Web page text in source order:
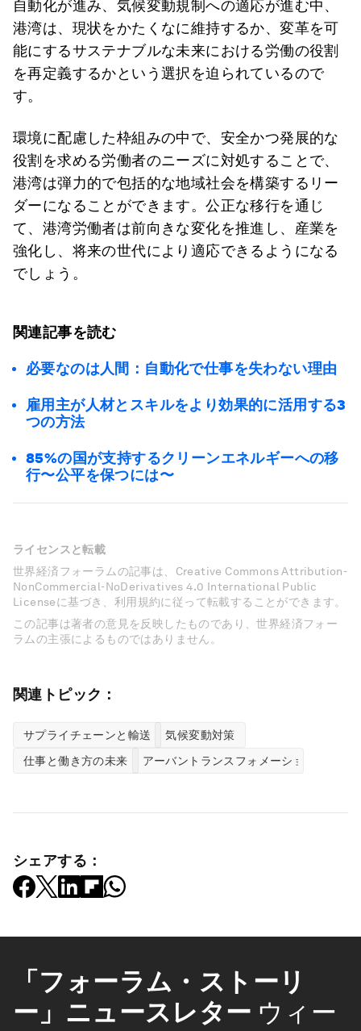
自動化が進み、気候変動規制への適応が進む中、
港湾は、現状をかたくなに維持するか、変革を可
能にするサステナブルな未来における労働の役割
を再定義するかという選択を迫られているので
す。
環境に配慮した枠組みの中で、安全かつ発展的な
役割を求める労働者のニーズに対処することで、
港湾は弾力的で包括的な地域社会を構築するリー
ダーになることができます。公正な移行を通じ
て、港湾労働者は前向きな変化を推進し、産業を
強化し、将来の世代により適応できるようになる
でしょう。
関連記事を読む
必要なのは人間：自動化で仕事を失わない理由
雇用主が人材とスキルをより効果的に活用する3
つの方法
85%の国が支持するクリーンエネルギーへの移
行〜公平を保つには〜
ライセンスと転載
世界経済フォーラムの記事は、Creative Commons Attribution-
NonCommercial-NoDerivatives 4.0 International Public
Licenseに基づき、利用規約に従って転載することができます。
この記事は著者の意見を反映したものであり、世界経済フォー
ラムの主張によるものではありません。
関連トピック：
サプライチェーンと輸送
気候変動対策
仕事と働き方の未来
アーバントランスフォメーション
シェアする：
「フォーラム・ストーリ
ー」ニュースレター ウィー